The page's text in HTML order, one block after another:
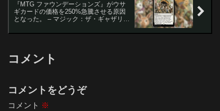
『MTG ファウンデーションズ』がウサ
ギカードの価格を250%急騰させる原因
となった。 – マジック：ザ・ギャザリン
コメント
コメントをどうぞ
コメント ※